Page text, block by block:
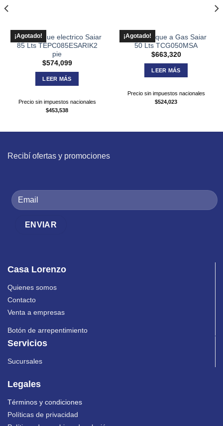
¡Agotado!
Termotanque electrico Saiar
85 Lts TEPC085ESARIK2
pie
$574,099
LEER MÁS
Precio sin impuestos nacionales
$453,538
¡Agotado!
Termotanque a Gas Saiar
50 Lts TCG050MSA
$663,320
LEER MÁS
Precio sin impuestos nacionales
$524,023
Recibí ofertas y promociones
Casa Lorenzo
Quienes somos
Contacto
Venta a empresas
Botón de arrepentimiento
Servicios
Sucursales
Legales
Términos y condiciones
Políticas de privacidad